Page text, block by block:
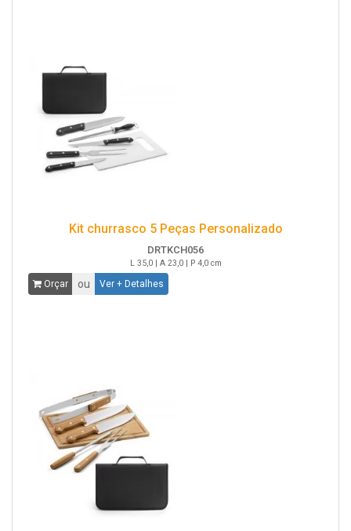
Kit churrasco 5 Peças Personalizado
DRTKCH056
L 35,0 | A 23,0 | P 4,0 cm
Orçar ou Ver + Detalhes